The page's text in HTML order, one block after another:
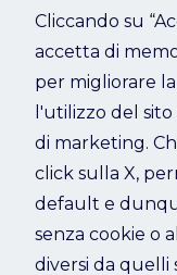
Cliccando su
accetta di
per migliorare
l'utilizzo del
di marketing.
click sulla X,
default e
senza cookie o
diversi da quelli